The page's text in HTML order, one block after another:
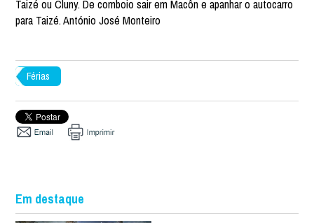
Taizé ou Cluny. De comboio sair em Macôn e apanhar o autocarro
para Taizé. António José Monteiro
Férias
Em destaque